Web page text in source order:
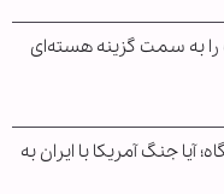
را به سمت گزینه هسته‌ای
آیا جنگ آمریکا با ایران به